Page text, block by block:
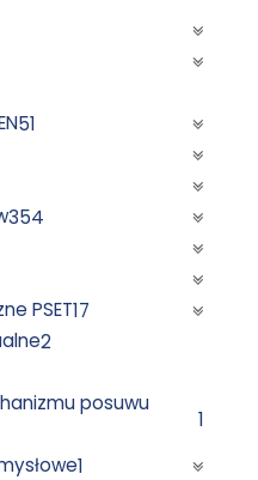
51
354
PSET17
2
posuwu
1
1